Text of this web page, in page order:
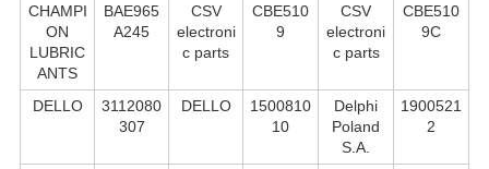
CHAMPI
ON
LUBRIC
ANTS
BAE965
A245
CSV
electroni
c parts
CBE510
9
CSV
electroni
c parts
CBE510
9C
DELLO
3112080
307
DELLO
1500810
10
Delphi
Poland
S.А.
1900521
2